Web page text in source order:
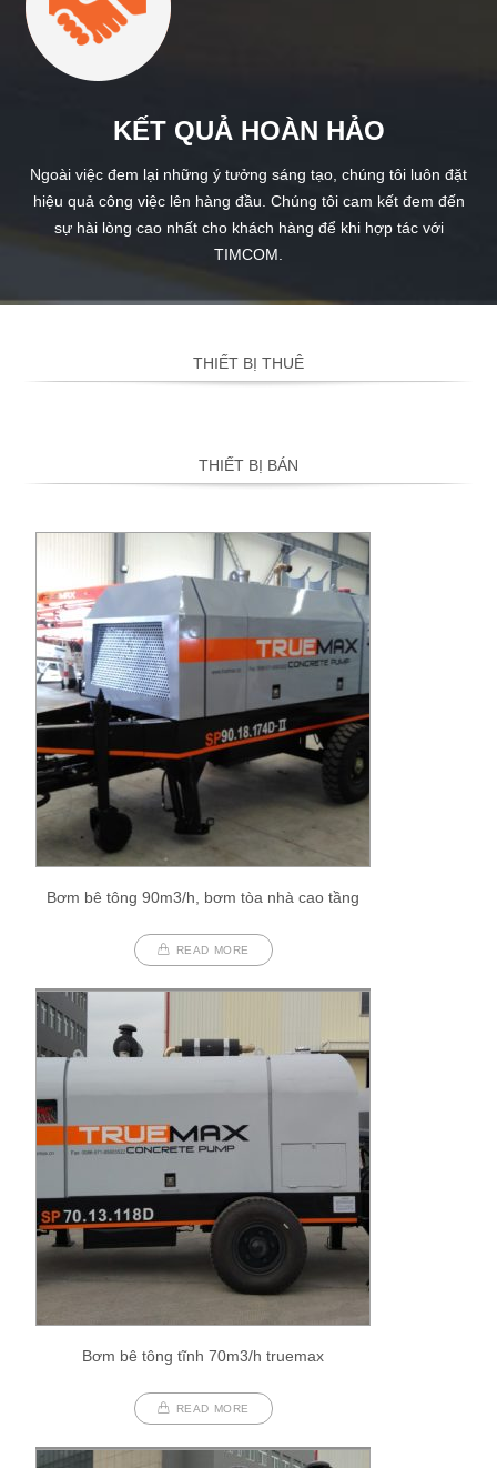
KẾT QUẢ HOÀN HẢO
Ngoài việc đem lại những ý tưởng sáng tạo, chúng tôi luôn đặt
hiệu quả công việc lên hàng đầu. Chúng tôi cam kết đem đến
sự hài lòng cao nhất cho khách hàng để khi hợp tác với
TIMCOM.
THIẾT BỊ THUÊ
THIẾT BỊ BÁN
Bơm bê tông 90m3/h, bơm tòa nhà cao tầng
READ MORE
Bơm bê tông tĩnh 70m3/h truemax
READ MORE